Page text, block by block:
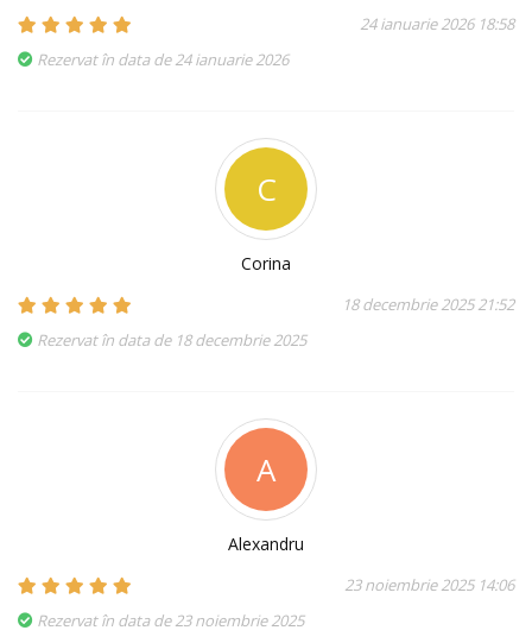
24 ianuarie 2026 18:58
Rezervat în data de 24 ianuarie 2026
C
Corina
18 decembrie 2025 21:52
Rezervat în data de 18 decembrie 2025
A
Alexandru
23 noiembrie 2025 14:06
Rezervat în data de 23 noiembrie 2025